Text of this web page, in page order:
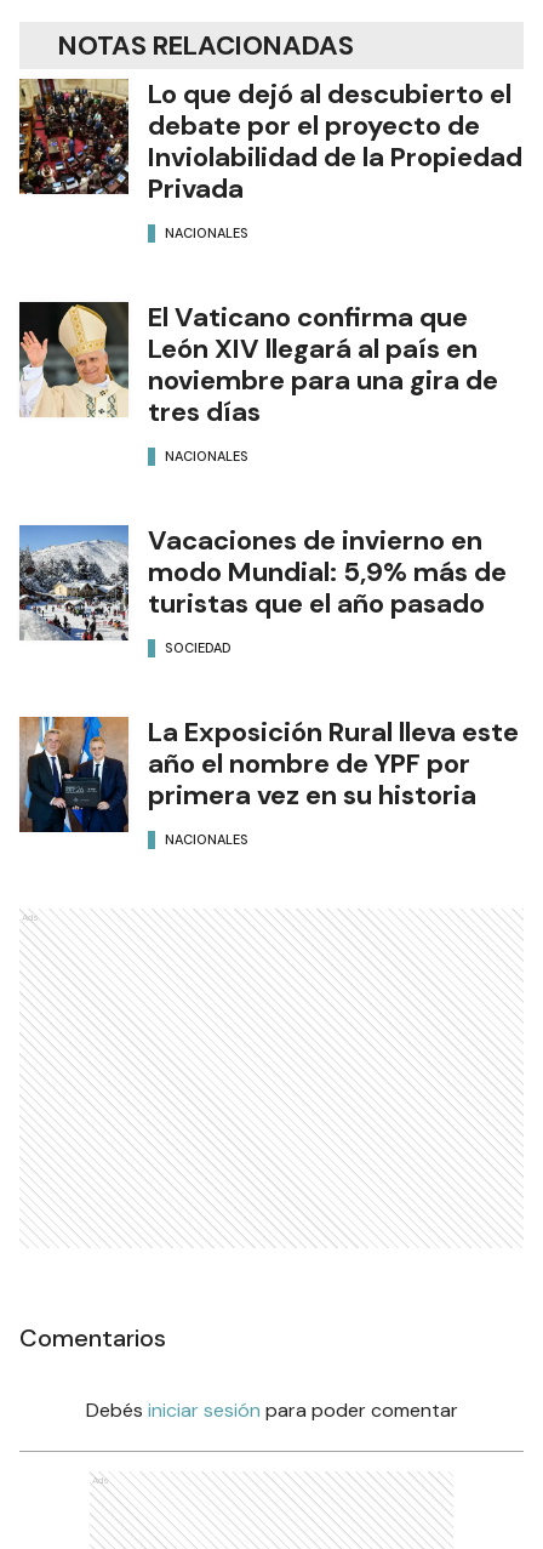
NOTAS RELACIONADAS
Lo que dejó al descubierto el
debate por el proyecto de
Inviolabilidad de la Propiedad
Privada
NACIONALES
El Vaticano confirma que
León XIV llegará al país en
noviembre para una gira de
tres días
NACIONALES
Vacaciones de invierno en
modo Mundial: 5,9% más de
turistas que el año pasado
SOCIEDAD
La Exposición Rural lleva este
año el nombre de YPF por
primera vez en su historia
NACIONALES
Ads
Comentarios
Debés iniciar sesión para poder comentar
Ads